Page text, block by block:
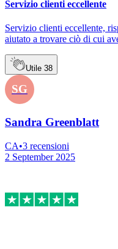
Servizio clienti eccellente
Servizio clienti eccellente,
aiutato a trovare ciò di cui
Utile 38
SG
Sandra Greenblatt
CA•3 recensioni
2 September 2025